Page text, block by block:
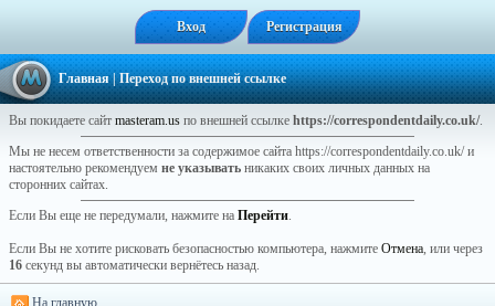
Вход Регистрация
Главная| Переход по внешней ссылке
Вы покидаете сайт masteram.us по внешней ссылке https://correspondentdaily.co.uk/.
Мы не несем ответственности за содержимое сайта https://correspondentdaily.co.uk/ и
настоятельно рекомендуем не указывать никаких своих личных данных на
сторонних сайтах.
Если Вы еще не передумали, нажмите на Перейти.
Если Вы не хотите рисковать безопасностью компьютера, нажмите Отмена, или через
16 секунд вы автоматически вернётесь назад.
На главную